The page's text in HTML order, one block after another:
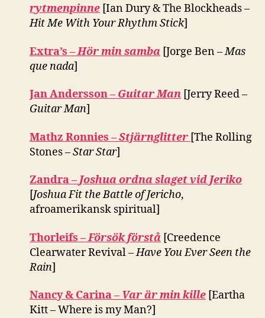
rytmenpinne [Ian Dury & The Blockheads –
Hit Me With Your Rhythm Stick]
Extra’s –Hör min samba [Jorge Ben –Mas
que nada]
Jan Andersson – Guitar Man [Jerry Reed –
Guitar Man]
Mathz Ronnies –Stjärnglitter [The Rolling
Stones –Star Star]
Zandra – Joshua ordna slaget vid Jeriko
[Joshua Fit the Battle of Jericho,
afroamerikansk spiritual]
Thorleifs –Försök förstå [Creedence
Clearwater Revival –Have You Ever Seen the
Rain]
Nancy & Carina – Var är min kille [Eartha
Kitt – Where is my Man?]